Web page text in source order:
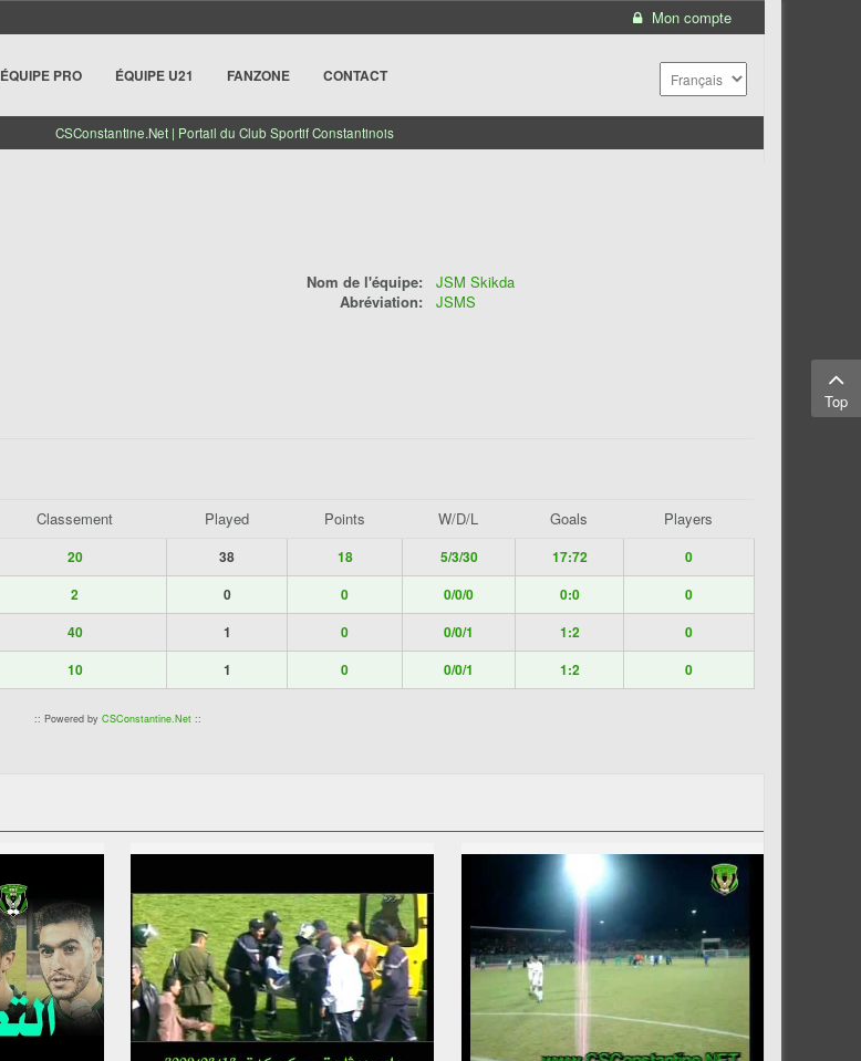
Mon compte
ÉQUIPE PRO ÉQUIPE U21 FANZONE CONTACT
CSConstantine.Net | Portail du Club Sportif Constantinois
Nom de l'équipe:
JSM Skikda
Abréviation:
JSMS
Classement Played Points W/D/L Goals Players
20 38 18 5/3/30 17:72
0
2 0 0 0/0/0 0:0
0
40 1 0 0/0/1 1:2
0
10 1 0 0/0/1 1:2 0
:: Powered by CSConstantine.Net::
Top